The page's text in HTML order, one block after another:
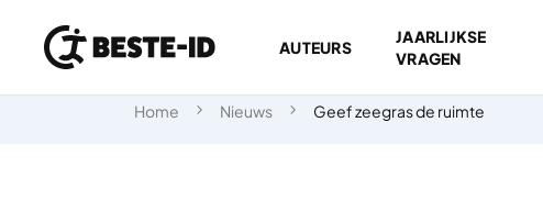
Ga naar inhoud
AUTEURS
JAARLIJKSE
VRAGEN
Home Nieuws Geef zeegras de ruimte